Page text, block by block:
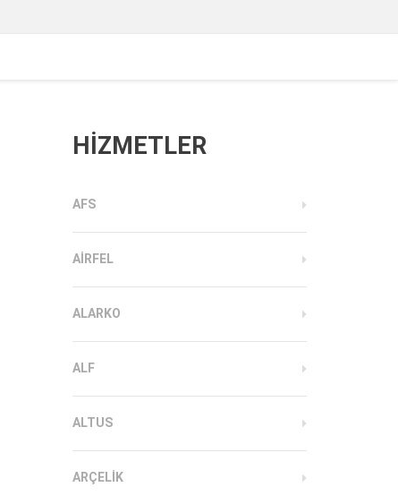
HİZMETLER
AFS
AIRFEL
ALARKO
ALF
ALTUS
ARÇELIK